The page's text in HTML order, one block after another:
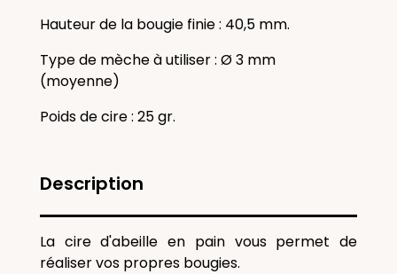
Hauteur de la bougie finie : 40,5 mm.
Type de mèche à utiliser : Ø 3 mm
(moyenne)
Poids de cire : 25 gr.
Description
La cire d'abeille en pain vous permet de
réaliser vos propres bougies.